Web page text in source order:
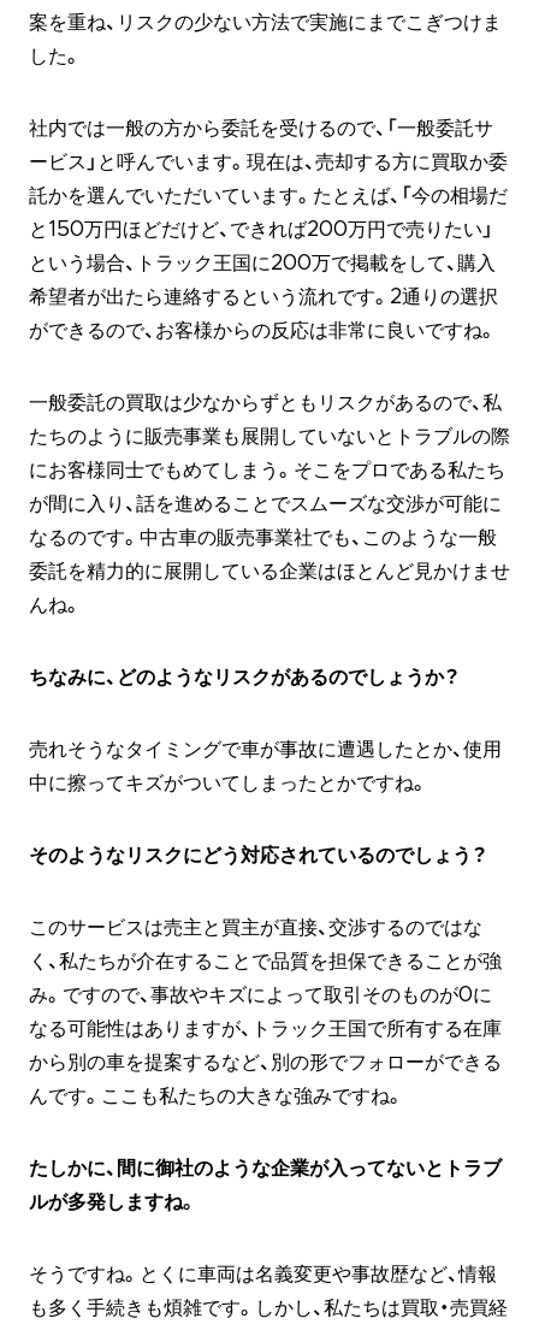
案を重ね、リスクの少ない方法で実施にまでこぎつけま
した。
社内では一般の方から委託を受けるので、「一般委託サ
ービス」と呼んでいます。現在は、売却する方に買取か委
託かを選んでいただいています。たとえば、「今の相場だ
と150万円ほどだけど、できれば200万円で売りたい」
という場合、トラック王国に200万で掲載をして、購入
希望者が出たら連絡するという流れです。2通りの選択
ができるので、お客様からの反応は非常に良いですね。
一般委託の買取は少なからずともリスクがあるので、私
たちのように販売事業も展開していないとトラブルの際
にお客様同士でもめてしまう。そこをプロである私たち
が間に入り、話を進めることでスムーズな交渉が可能に
なるのです。中古車の販売事業社でも、このような一般
委託を精力的に展開している企業はほとんど見かけませ
んね。
ちなみに、どのようなリスクがあるのでしょうか？
売れそうなタイミングで車が事故に遭遇したとか、使用
中に擦ってキズがついてしまったとかですね。
そのようなリスクにどう対応されているのでしょう？
このサービスは売主と買主が直接、交渉するのではな
く、私たちが介在することで品質を担保できることが強
み。ですので、事故やキズによって取引そのものが0に
なる可能性はありますが、トラック王国で所有する在庫
から別の車を提案するなど、別の形でフォローができる
んです。ここも私たちの大きな強みですね。
たしかに、間に御社のような企業が入ってないとトラブ
ルが多発しますね。
そうですね。とくに車両は名義変更や事故歴など、情報
も多く手続きも煩雑です。しかし、私たちは買取・売買経